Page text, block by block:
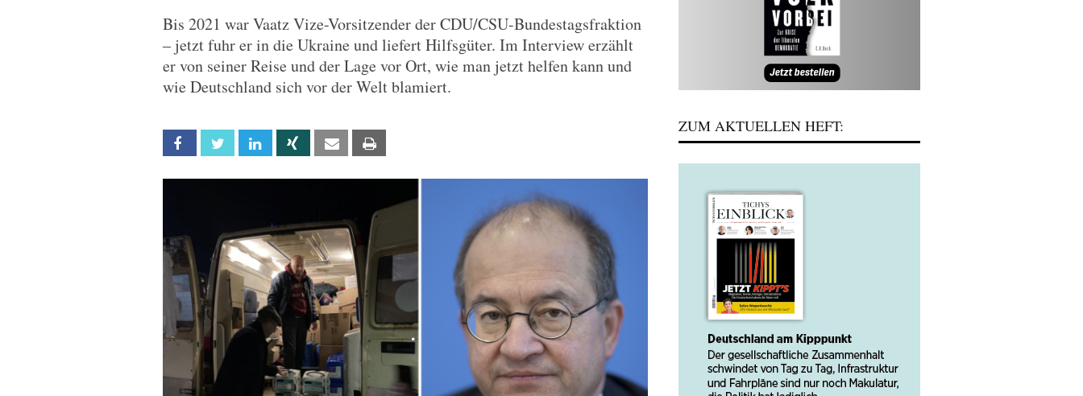
Bis 2021 war Vaatz Vize-Vorsitzender der CDU/CSU-Bundestagsfraktion
– jetzt fuhr er in die Ukraine und liefert Hilfsgüter. Im Interview erzählt
er von seiner Reise und der Lage vor Ort, wie man jetzt helfen kann und
wie Deutschland sich vor der Welt blamiert.
Facebook Twitter Linkedin Xing Email
ZUM AKTUELLEN HEFT: